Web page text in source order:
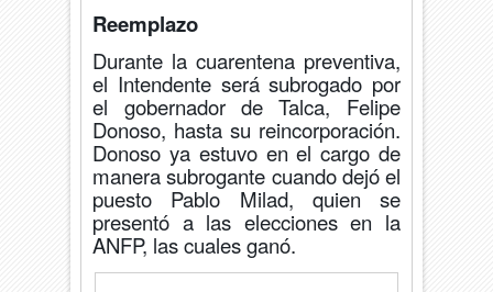
Reemplazo
Durante la cuarentena preventiva,
el Intendente será subrogado por
el gobernador de Talca, Felipe
Donoso, hasta su reincorporación.
Donoso ya estuvo en el cargo de
manera subrogante cuando dejó el
puesto Pablo Milad, quien se
presentó a las elecciones en la
ANFP, las cuales ganó.